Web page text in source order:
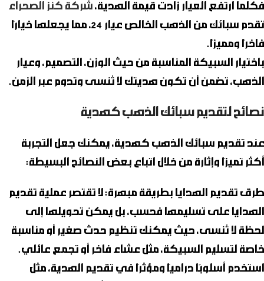
فكلما ارتفع العيار زادت قيمة الهدية، شركة كنز الصحراء
تقدم سبائك من الذهب الخالص عيار 24، مما يجعلها خيارًا
فاخرًا ومميزًا.
باختيار السبيكة المناسبة من حيث الوزن، التصميم، وعيار
الذهب، تضمن أن تكون هديتك لا تُنسى وتدوم عبر الزمن.
نصائح لتقديم سبائك الذهب كهدية
عند تقديم سبائك الذهب كهدية، يمكنك جعل التجربة
أكثر تميزًا وإثارة من خلال اتباع بعض النصائح البسيطة:
طرق تقديم الهدايا بطريقة مبهرة: لا تقتصر عملية تقديم
الهدايا على تسليمها فحسب، بل يمكن تحويلها إلى
لحظة لا تُنسى، حيث يمكنك تنظيم حدث صغير أو مناسبة
خاصة لتسليم السبيكة، مثل عشاء فاخر أو تجمع عائلي.
استخدم أسلوبًا دراميًا ومؤثرًا في تقديم الهدية، مثل